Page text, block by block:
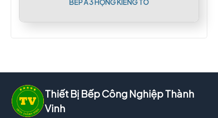
BẾP Á 3 HỌNG KIỀNG TÔ
Thiết Bị Bếp Công Nghiệp Thành
Vinh